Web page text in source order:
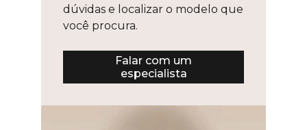
dúvidas e localizar o modelo que
você procura.
Falar com um
especialista